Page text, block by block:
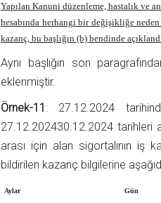
Yapılan Kanuni düzenleme, hastalık ve
hesabında herhangi bir değişikliğe
kazanç, bu başlığın (b) bendinde
Aynı başlığın son
eklenmiştir.
Örnek-11 : 27.12.2024
27.12.202430.12.2024 tarihleri
arası için alan sigortalının iş
bildirilen kazanç bilgilerine
Aylar Gün